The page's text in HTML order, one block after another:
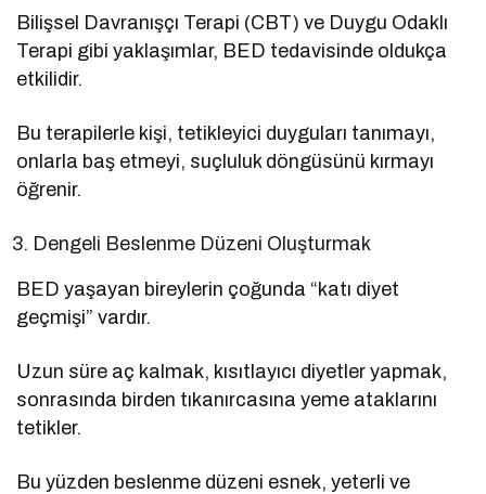
Bilişsel Davranışçı Terapi (CBT) ve Duygu Odaklı
Terapi gibi yaklaşımlar, BED tedavisinde oldukça
etkilidir.
Bu terapilerle kişi, tetikleyici duyguları tanımayı,
onlarla baş etmeyi, suçluluk döngüsünü kırmayı
öğrenir.
Dengeli Beslenme Düzeni Oluşturmak
BED yaşayan bireylerin çoğunda “katı diyet
geçmişi” vardır.
Uzun süre aç kalmak, kısıtlayıcı diyetler yapmak,
sonrasında birden tıkanırcasına yeme ataklarını
tetikler.
Bu yüzden beslenme düzeni esnek, yeterli ve